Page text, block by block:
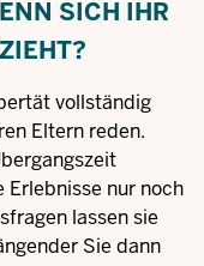
SICH IHR
vollständig
Eltern reden.
Erlebnisse nur noch
lassen sie
Sie dann